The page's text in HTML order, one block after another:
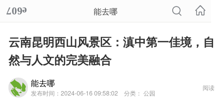
能去哪
云南昆明西山风景区：滇中第一佳境，自
然与人文的完美融合
能去哪
发布时间：2024-06-16 09:58:02 分类： 公园
阅读